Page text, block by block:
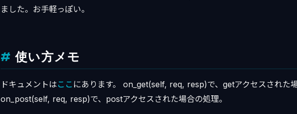
ました。お手軽っぽい。
使い方メモ
ドキュメントは ここ にあります。 on_get(self, req, resp)で、getアクセスされた場
on_post(self, req, resp)で、postアクセスされた場合の処理。